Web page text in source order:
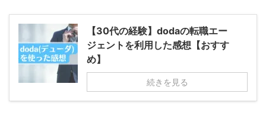
【30代の経験】dodaの転職エー
ジェントを利用した感想【おすす
め】
続きを見る